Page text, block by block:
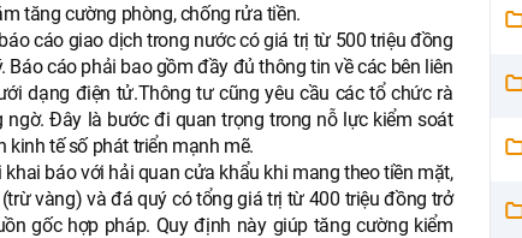
tăng cường phòng, chống rửa tiền.
cáo giao dịch trong nước có giá trị từ 500 triệu đồng
Báo cáo phải bao gồm đầy đủ thông tin về các bên liên
dạng điện tử.Thông tư cũng yêu cầu các tổ chức rà
Đây là bước đi quan trọng trong nỗ lực kiểm soát
kinh tế số phát triển mạnh mẽ.
báo với hải quan cửa khẩu khi mang theo tiền mặt,
vàng) và đá quý có tổng giá trị từ 400 triệu đồng trở
gốc hợp pháp. Quy định này giúp tăng cường kiểm